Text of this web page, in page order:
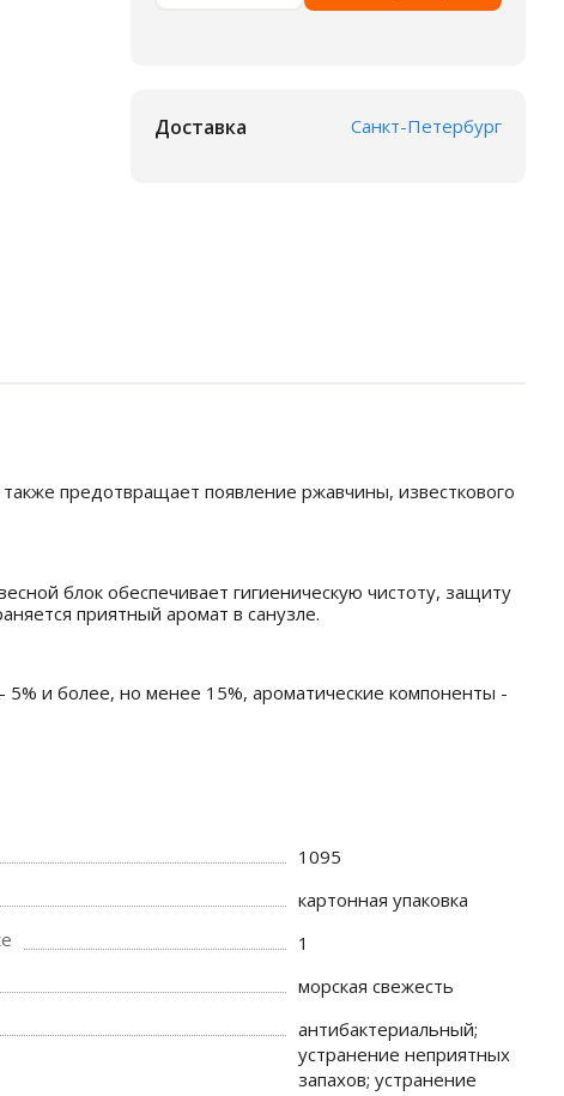
Доставка Санкт-Петербург
предотвращает появление ржавчины, известкового
блок обеспечивает гигиеническую чистоту, защиту
приятный аромат в санузле.
и более, но менее 15%, ароматические компоненты -
1095
картонная упаковка
1
морская свежесть
антибактериальный;
устранение неприятных
запахов; устранение